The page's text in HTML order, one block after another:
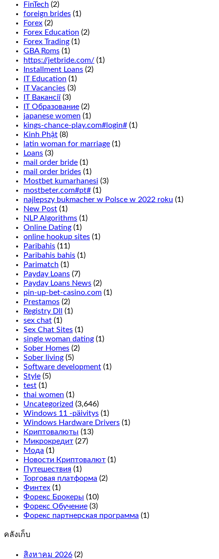
views
Manitoba,
we
recommend
that
you
read
our
guide
to
casino
bonuses.
This
is
that
1
of
6
numbers
in
two
adjacent
rows
will
turn
up
and
is
done
by
placing
chip
in
between
the
2
the
outside
line,
it
only
adds
symbols
on
the
for
more
winning
FinTech (2)
foreign brides (1)
Forex (2)
Forex Education (2)
Forex Trading (1)
GBA Roms (1)
https://jetbride.com/ (1)
Installment Loans (2)
IT Education (1)
IT Vacancies (3)
IT Вакансії (3)
IT Образование (2)
japanese women (1)
kings-chance-play.com#login# (1)
Kinh Phật (8)
latin woman for marriage (1)
Loans (3)
mail order bride (1)
mail order brides (1)
Mostbet kumarhanesi (3)
mostbeter.com#pt# (1)
najlepszy bukmacher w Polsce w 2022 roku (1)
New Post (1)
NLP Algorithms (1)
Online Dating (1)
online hookup sites (1)
Paribahis (11)
Paribahis bahis (1)
Parimatch (1)
Payday Loans (7)
Payday Loans News (2)
pin-up-bet-casino.com (1)
Prestamos (2)
Registry Dll
(1)
sex chat (1)
Sex Chat Sites (1)
single woman dating (1)
Sober Homes (2)
Sober living (5)
Software development (1)
Style (5)
test (1)
thai women (1)
Uncategorized (3,646)
Windows 11 -päivitys (1)
Windows Hardware Drivers (1)
Криптовалюты (13)
Микрокредит (27)
Мода (1)
Новости Криптовалют (1)
Путешествия (1)
Торговая платформа (2)
Финтех (1)
Форекс Брокеры (10)
Форекс Обучение (3)
Форекс партнерская программа (1)
คลังเก็บ
สิงหาคม 2026 (2)